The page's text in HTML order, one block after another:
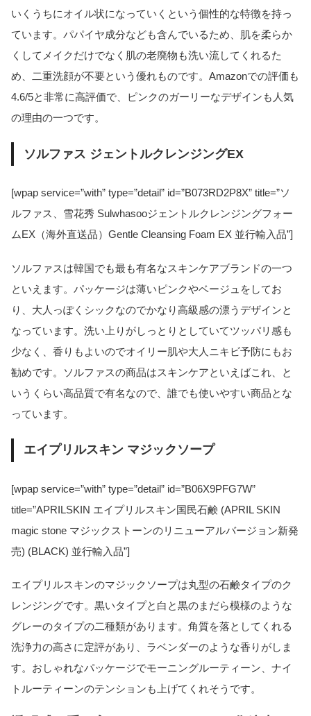
いくうちにオイル状になっていくという個性的な特徴を持っ
ています。パパイヤ成分なども含んでいるため、肌を柔らか
くしてメイクだけでなく肌の老廃物も洗い流してくれるた
め、二重洗顔が不要という優れものです。Amazonでの評価も
4.6/5と非常に高評価で、ピンクのガーリーなデザインも人気
の理由の一つです。
ソルファス ジェントルクレンジングEX
[wpap service=”with” type=”detail” id=”B073RD2P8X” title=”ソ
ルファス、雪花秀 Sulwhasooジェントルクレンジングフォー
ムEX（海外直送品）Gentle Cleansing Foam EX 並行輸入品”]
ソルファスは韓国でも最も有名なスキンケアブランドの一つ
といえます。パッケージは薄いピンクやベージュをしてお
り、大人っぽくシックなのでかなり高級感の漂うデザインと
なっています。洗い上りがしっとりとしていてツッパリ感も
少なく、香りもよいのでオイリー肌や大人ニキビ予防にもお
勧めです。ソルファスの商品はスキンケアといえばこれ、と
いうくらい高品質で有名なので、誰でも使いやすい商品とな
っています。
エイプリルスキン マジックソープ
[wpap service=”with” type=”detail” id=”B06X9PFG7W”
title=”APRILSKIN エイプリルスキン国民石鹸 (APRIL SKIN
magic stone マジックストーンのリニューアルバージョン新発
売) (BLACK) 並行輸入品”]
エイプリルスキンのマジックソープは丸型の石鹸タイプのク
レンジングです。黒いタイプと白と黒のまだら模様のような
グレーのタイプの二種類があります。角質を落としてくれる
洗浄力の高さに定評があり、ラベンダーのような香りがしま
す。おしゃれなパッケージでモーニングルーティーン、ナイ
トルーティーンのテンションも上げてくれそうです。